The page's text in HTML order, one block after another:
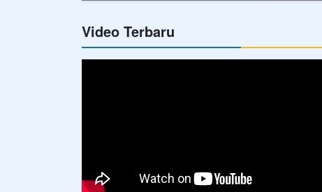
Video Terbaru